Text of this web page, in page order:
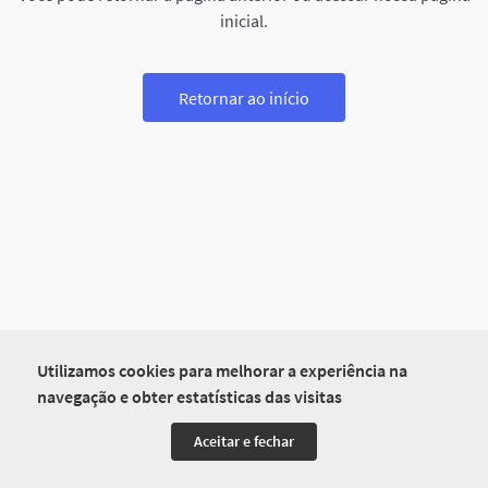
Utilizamos cookies para melhorar a experiência na
navegação e obter estatísticas das visitas
Aceitar e fechar
inicial.
Retornar ao início